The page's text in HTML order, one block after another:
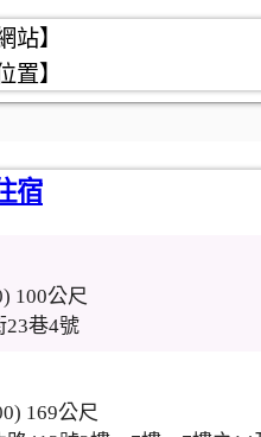
站】
置】
宿
100公尺
23巷4號
169公尺